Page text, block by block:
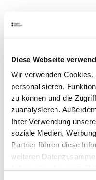
Diese Webseite
Wir verwenden
personalisieren,
zu können und die
zuanalysieren.
Ihrer Verwendung
soziale Medien,
Partner führen diese
weiteren
Green shakshuka,
salad
For the
Lamb
chicken
For a sweet